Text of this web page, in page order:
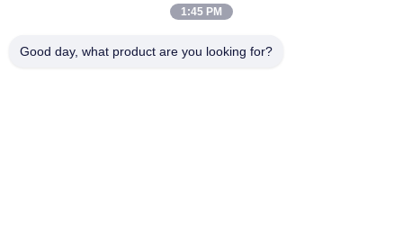
Moduł nadawczo-odbiorczy 10G SFP 850nm 300M Podwójne
1:45 PM
Good day, what product are you looking for?